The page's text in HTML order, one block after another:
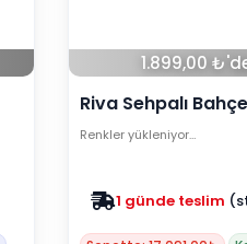
1.899,00
Riva Sehpalı
Renkler yükleniyor…
Zam yok 2025